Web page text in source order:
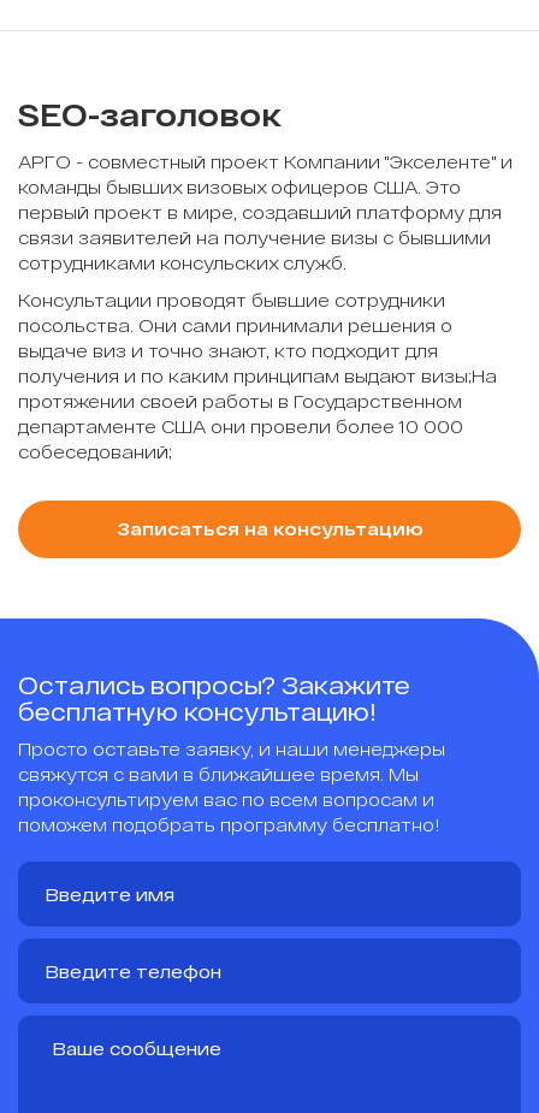
SEO-заголовок
АРГО - совместный проект Компании "Экселенте" и
команды бывших визовых офицеров США. Это
первый проект в мире, создавший платформу для
связи заявителей на получение визы с бывшими
сотрудниками консульских служб.
Консультации проводят бывшие сотрудники
посольства. Они сами принимали решения о
выдаче виз и точно знают, кто подходит для
получения и по каким принципам выдают визы;На
протяжении своей работы в Государственном
департаменте США они провели более 10 000
собеседований;
Записаться на консультацию
Остались вопросы? Закажите
бесплатную консультацию!
Просто оставьте заявку, и наши менеджеры
свяжутся с вами в ближайшее время. Мы
проконсультируем вас по всем вопросам и
поможем подобрать программу бесплатно!